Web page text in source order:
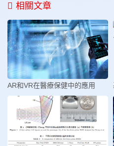
相關文章
AR和VR在醫療保健中的應用